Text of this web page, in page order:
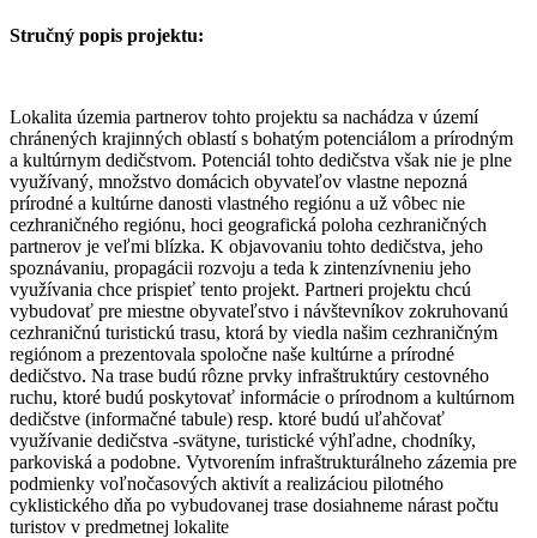
Stručný popis projektu:
Lokalita územia partnerov tohto projektu sa nachádza v území
chránených krajinných oblastí s bohatým potenciálom a prírodným
a kultúrnym dedičstvom. Potenciál tohto dedičstva však nie je plne
využívaný, množstvo domácich obyvateľov vlastne nepozná
prírodné a kultúrne danosti vlastného regiónu a už vôbec nie
cezhraničného regiónu, hoci geografická poloha cezhraničných
partnerov je veľmi blízka. K objavovaniu tohto dedičstva, jeho
spoznávaniu, propagácii rozvoju a teda k zintenzívneniu jeho
využívania chce prispieť tento projekt. Partneri projektu chcú
vybudovať pre miestne obyvateľstvo i návštevníkov zokruhovanú
cezhraničnú turistickú trasu, ktorá by viedla našim cezhraničným
regiónom a prezentovala spoločne naše kultúrne a prírodné
dedičstvo. Na trase budú rôzne prvky infraštruktúry cestovného
ruchu, ktoré budú poskytovať informácie o prírodnom a kultúrnom
dedičstve (informačné tabule) resp. ktoré budú uľahčovať
využívanie dedičstva -svätyne, turistické výhľadne, chodníky,
parkoviská a podobne. Vytvorením infraštrukturálneho zázemia pre
podmienky voľnočasových aktivít a realizáciou pilotného
cyklistického dňa po vybudovanej trase dosiahneme nárast počtu
turistov v predmetnej lokalite